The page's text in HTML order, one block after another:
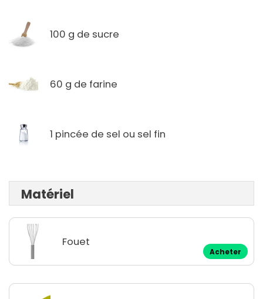
100 g de sucre
60 g de farine
1 pincée de sel ou sel fin
Matériel
Fouet
Acheter